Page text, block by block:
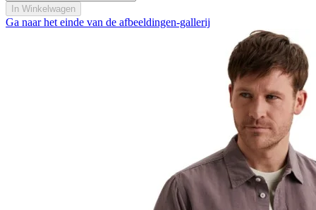
In Winkelwagen
Ga naar het einde van de afbeeldingen-gallerij